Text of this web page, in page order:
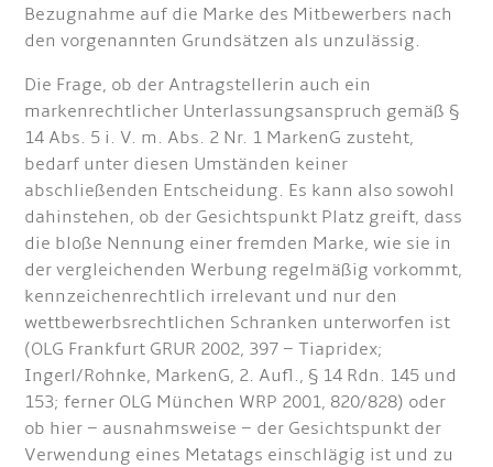
Bezugnahme auf die Marke des Mitbewerbers nach
den vorgenannten Grundsätzen als unzulässig.
Die Frage, ob der Antragstellerin auch ein
markenrechtlicher Unterlassungsanspruch gemäß §
14 Abs. 5 i. V. m. Abs. 2 Nr. 1 MarkenG zusteht,
bedarf unter diesen Umständen keiner
abschließenden Entscheidung. Es kann also sowohl
dahinstehen, ob der Gesichtspunkt Platz greift, dass
die bloße Nennung einer fremden Marke, wie sie in
der vergleichenden Werbung regelmäßig vor­kommt,
kennzeichenrechtlich irrelevant und nur den
wettbewerbsrechtlichen Schranken unterworfen ist
(OLG Frankfurt GRUR 2002, 397 – Tiapridex;
Ingerl/Rohnke, MarkenG, 2. Aufl., § 14 Rdn. 145 und
153; ferner OLG München WRP 2001, 820/828) oder
ob hier – ausnahmsweise – der Gesichtspunkt der
Verwendung eines Metatags einschlägig ist und zu